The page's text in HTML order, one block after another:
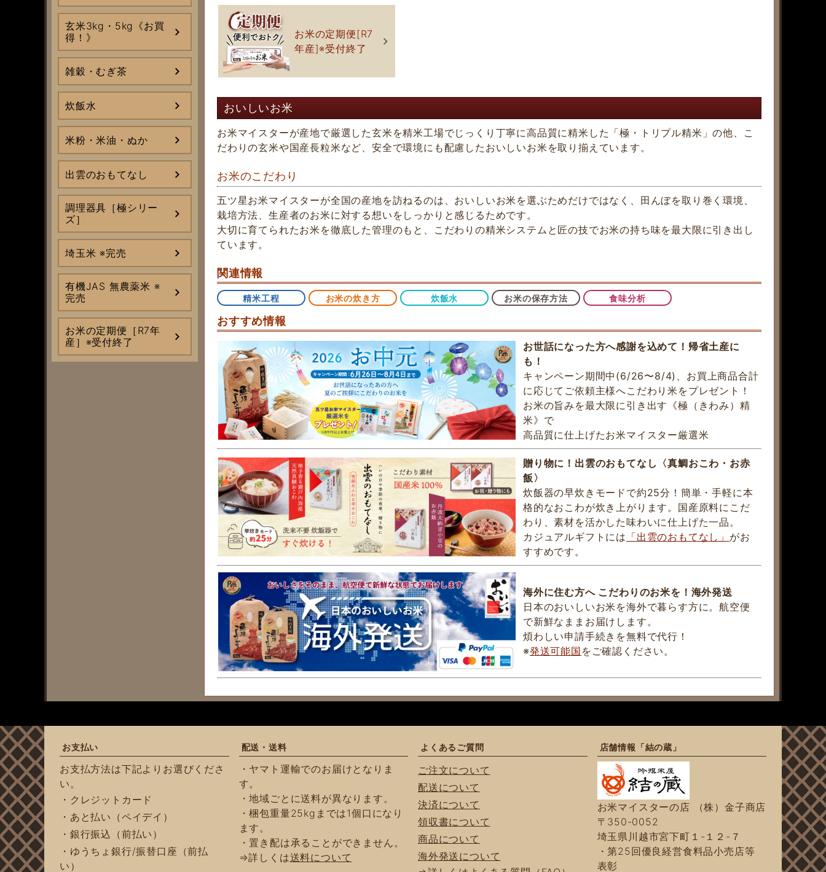
玄米3kg・5kg《お買
得！》
雑穀・むぎ茶
炊飯水
米粉・米油・ぬか
出雲のおもてなし
調理器具［極シリー
ズ］
埼玉米 ※完売
有機JAS 無農薬米 ※
完売
お米の定期便［R7年
産］※受付終了
お米の定期便[R7
年産]※受付終了
おいしいお米
お米マイスターが産地で厳選した玄米を精米工場でじっくり丁寧に高品質に精米した「極・トリプル精米」の他、こ
だわりの玄米や国産長粒米など、安全で環境にも配慮したおいしいお米を取り揃えています。
お米のこだわり
五ツ星お米マイスターが全国の産地を訪ねるのは、おいしいお米を選ぶためだけではなく、田んぼを取り巻く環境、
栽培方法、生産者のお米に対する想いをしっかりと感じるためです。
大切に育てられたお米を徹底した管理のもと、こだわりの精米システムと匠の技でお米の持ち味を最大限に引き出し
ています。
関連情報
精米工程 お米の炊き方 炊飯水 お米の保存方法 食味分析
おすすめ情報
お世話になった方へ感謝を込めて！帰省土産に
も！
キャンペーン期間中(6/26〜8/4)、お買上商品合計
に応じてご依頼主様へこだわり米をプレゼント！
お米の旨みを最大限に引き出す《極（きわみ）精
米》で
高品質に仕上げたお米マイスター厳選米
贈り物に！出雲のおもてなし〈真鯛おこわ・お赤
飯〉
炊飯器の早炊きモードで約25分！簡単・手軽に本
格的なおこわが炊き上がります。国産原料にこだ
わり、素材を活かした味わいに仕上げた一品。
カジュアルギフトには 「出雲のおもてなし」 がお
すすめです。
海外に住む方へ こだわりのお米を！海外発送
日本のおいしいお米を海外で暮らす方に。航空便
で新鮮なままお届けします。
煩わしい申請手続きを無料で代行！
※発送可能国 をご確認ください。
お支払い
お支払方法は下記よりお選びくださ
い。
・クレジットカード
・あと払い（ペイデイ）
・銀行振込（前払い）
・ゆうちょ銀行/振替口座（前払
い）
配送・送料
・ヤマト運輸でのお届けとなりま
す。
・地域ごとに送料が異なります。
・梱包重量25kgまでは1個口になり
ます。
・置き配は承ることができません。
⇒詳しくは送料について
よくあるご質問
ご注文について
配送について
決済について
領収書について
商品について
海外発送について
店舗情報「結の蔵」
お米マイスターの店 （株）金子商店
〒350-0052
埼玉県川越市宮下町１-１２-７
・第25回優良経営食料品小売店等
表彰